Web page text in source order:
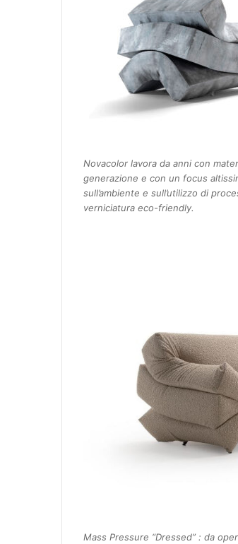
Novacolor lavora da anni con
generazione e con un focus
sull’ambiente e sull’utilizzo di
verniciatura eco-friendly.
Mass Pressure “Dressed” : da